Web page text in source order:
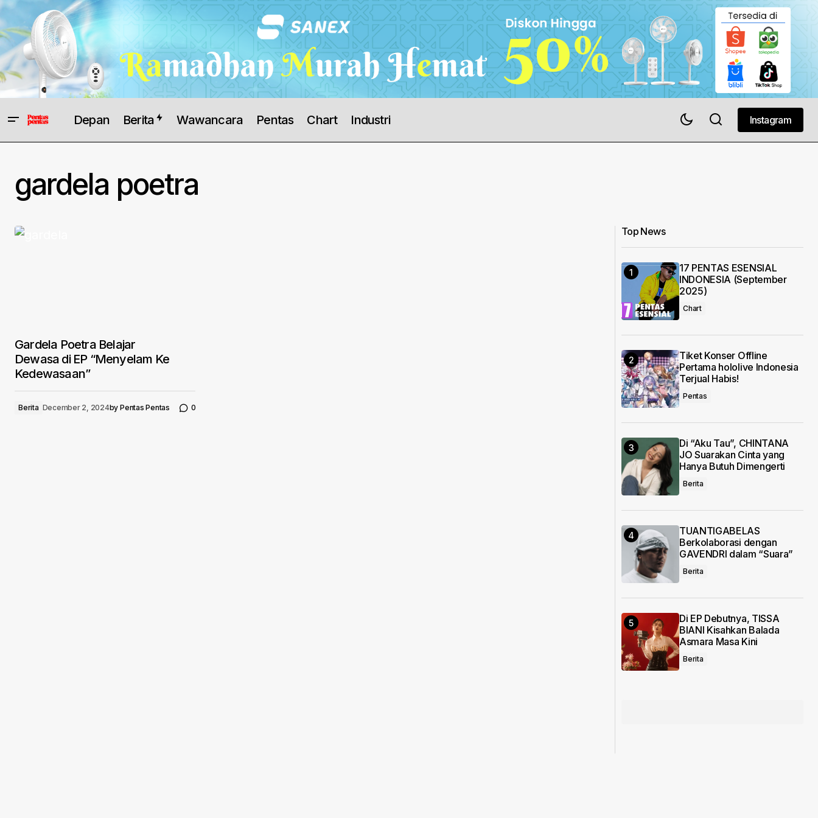
Depan Berita Wawancara Pentas Chart Industri
Instagram
gardela poetra
Gardela Poetra Belajar
Dewasa di EP “Menyelam Ke
Kedewasaan”
Berita December 2, 2024by Pentas Pentas 0
Top News
17 PENTAS ESENSIAL
INDONESIA (September
2025)
Chart
Tiket Konser Offline
Pertama hololive Indonesia
Terjual Habis!
Pentas
Di “Aku Tau”, CHINTANA
JO Suarakan Cinta yang
Hanya Butuh Dimengerti
Berita
TUANTIGABELAS
Berkolaborasi dengan
GAVENDRI dalam “Suara”
Berita
Di EP Debutnya, TISSA
BIANI Kisahkan Balada
Asmara Masa Kini
Berita